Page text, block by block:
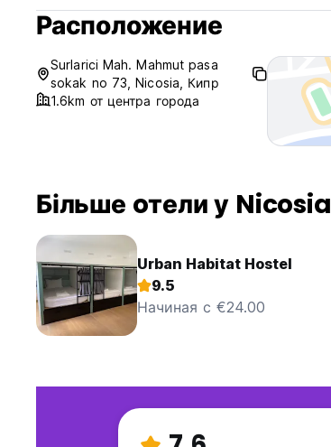
Расположение
Surlarici Mah. Mahmut pasa
sokak no 73, Nicosia, Кипр
1.6km от центра города
Більше oтели у Nicosia
Urban Habitat Hostel
9.5
Начиная с €24.00